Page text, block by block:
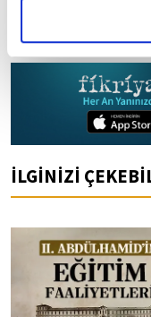
detaylı bilgi almak
alıntılanan
İLGİNİZİ